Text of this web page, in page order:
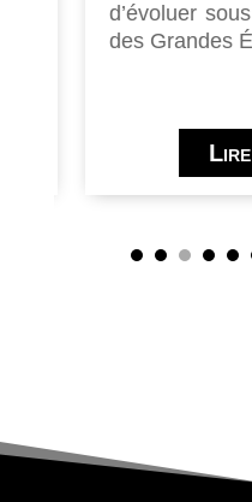
d’évoluer
des Grandes